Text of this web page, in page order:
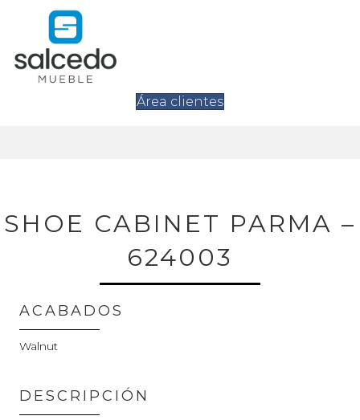
Área clientes
SHOE CABINET PARMA –
624003
ACABADOS
Walnut
DESCRIPCIÓN